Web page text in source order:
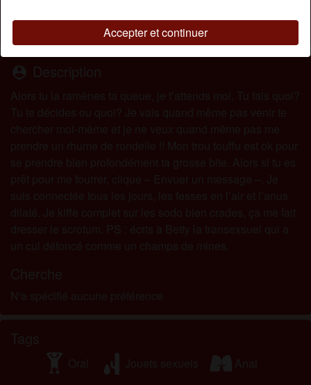
Accepter et continuer
Oui